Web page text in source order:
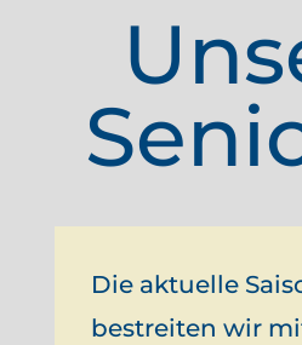
Die aktuelle
bestreiten wir